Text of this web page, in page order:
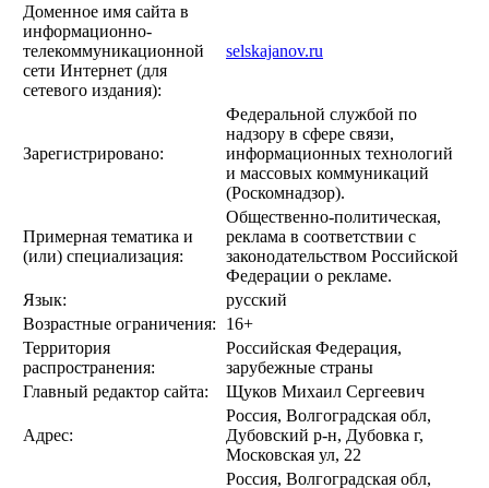
Доменное имя сайта в
информационно-
телекоммуникационной
сети Интернет (для
сетевого издания):
selskajanov.ru
Зарегистрировано:
Федеральной службой по
надзору в сфере связи,
информационных технологий
и массовых коммуникаций
(Роскомнадзор).
Примерная тематика и
(или) специализация:
Общественно-политическая,
реклама в соответствии с
законодательством Российской
Федерации о рекламе.
Язык:
русский
Возрастные ограничения:
16+
Территория
распространения:
Российская Федерация,
зарубежные страны
Главный редактор сайта:
Щуков Михаил Сергеевич
Адрес:
Россия, Волгоградская обл,
Дубовский р-н, Дубовка г,
Московская ул, 22
Россия, Волгоградская обл,